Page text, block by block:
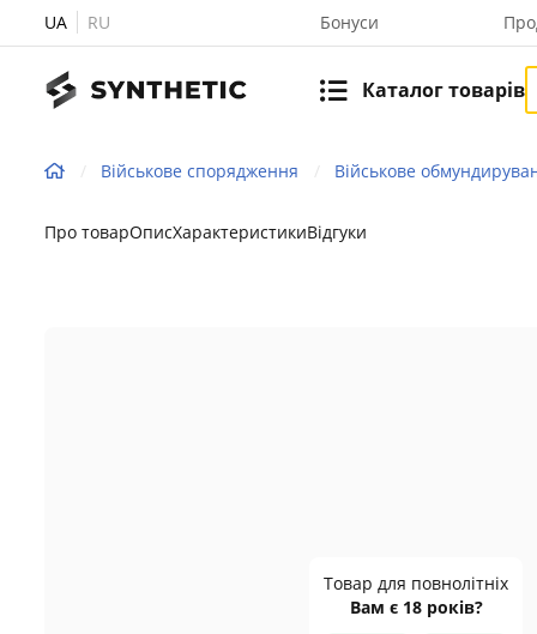
UA RU Бонуси
Каталог товарів
Військове спорядження Військове
Про товарОписХарактеристикиВідгуки
Товар для повнолітніх
Вам є 18 років?